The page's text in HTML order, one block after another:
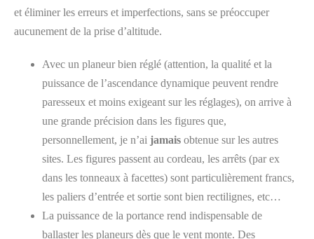
et éliminer les erreurs et imperfections, sans se préoccuper
aucunement de la prise d’altitude.
Avec un planeur bien réglé (attention, la qualité et la
puissance de l’ascendance dynamique peuvent rendre
paresseux et moins exigeant sur les réglages), on arrive à
une grande précision dans les figures que,
personnellement, je n’ai jamais obtenue sur les autres
sites. Les figures passent au cordeau, les arrêts (par ex
dans les tonneaux à facettes) sont particulièrement francs,
les paliers d’entrée et sortie sont bien rectilignes, etc…
La puissance de la portance rend indispensable de
ballaster les planeurs dès que le vent monte. Des